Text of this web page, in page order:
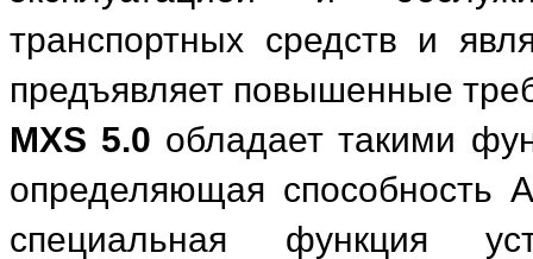
транспортных средств и
предъявляет повышенные
MXS 5.0 обладает такими
определяющая способность
специальная функция